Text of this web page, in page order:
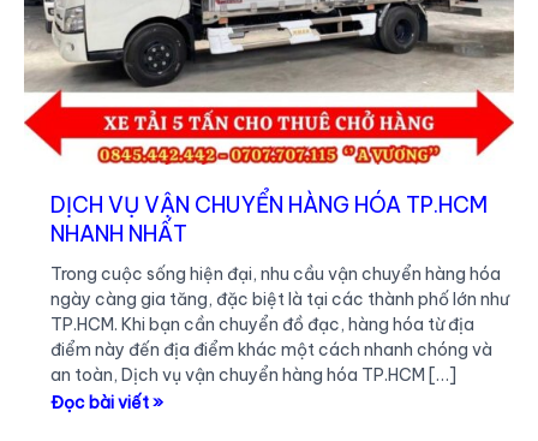
DỊCH VỤ VẬN CHUYỂN HÀNG HÓA TP.HCM
NHANH NHẤT
Trong cuộc sống hiện đại, nhu cầu vận chuyển hàng hóa
ngày càng gia tăng, đặc biệt là tại các thành phố lớn như
TP.HCM. Khi bạn cần chuyển đồ đạc, hàng hóa từ địa
điểm này đến địa điểm khác một cách nhanh chóng và
an toàn, Dịch vụ vận chuyển hàng hóa TP.HCM […]
DỊCH
Đọc bài viết »